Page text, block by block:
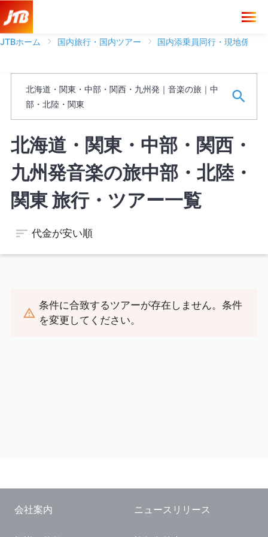
JTBホーム 国内旅行・国内ツアー 国内添乗員同行・現地係員
北海道・関東・中部・関西・九州発｜音楽の旅｜中
部・北陸・関東
ブランド
フリーワード
※ワードは一語まで、スペースがある場合は文字として認識しま
す。
北海道・関東・中部・関西・
九州発音楽の旅中部・北陸・
関東 旅行・ツアー一覧
代金が安い順
条件に合致するツアーが存在しません。条件
を変更してください。
会社案内 ニュースリリース